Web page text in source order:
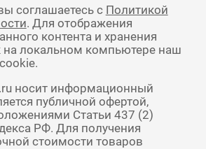
соглашаетесь с Политикой
. Для отображения
контента и хранения
на локальном компьютере наш
носит информационный
публичной офертой,
Статьи 437 (2)
РФ. Для получения
стоимости товаров